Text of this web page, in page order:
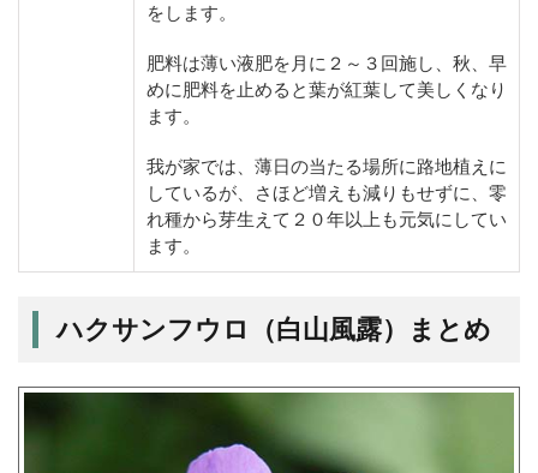
をします。
肥料は薄い液肥を月に２～３回施し、秋、早
めに肥料を止めると葉が紅葉して美しくなり
ます。
我が家では、薄日の当たる場所に路地植えに
しているが、さほど増えも減りもせずに、零
れ種から芽生えて２０年以上も元気にしてい
ます。
ハクサンフウロ（白山風露）まとめ